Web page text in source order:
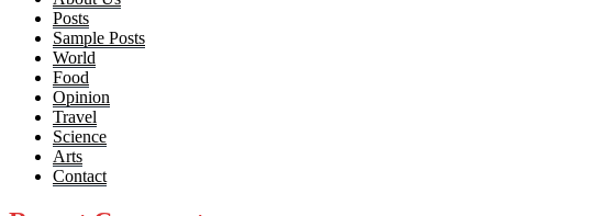
Posts
Sample Posts
World
Food
Opinion
Travel
Science
Arts
Contact